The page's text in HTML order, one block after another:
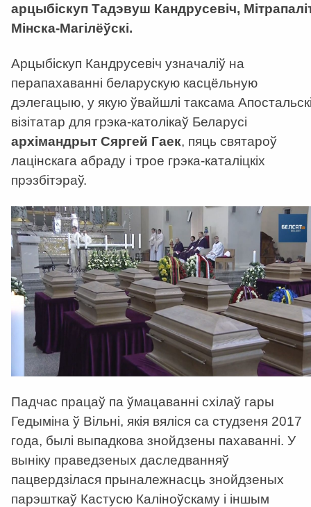
арцыбіскуп Тадэвуш Кандрусевіч,
Мінска-Магілёўскі.
Арцыбіскуп Кандрусевіч узначаліў на
перапахаванні беларускую касцёльную
дэлегацыю, у якую ўвайшлі таксама
візітатар для грэка-католікаў Беларусі
архімандрыт Сяргей Гаек, пяць святароў
лацінскага абраду і трое грэка-каталіцкіх
прэзбітэраў.
Падчас працаў па ўмацаванні схілаў гары
Гедыміна ў Вільні, якія вяліся са студзеня 2017
года, былі выпадкова знойдзены пахаванні. У
выніку праведзеных даследванняў
пацвердзілася прыналежнасць знойдзеных
парэшткаў Кастусю Каліноўскаму і іншым